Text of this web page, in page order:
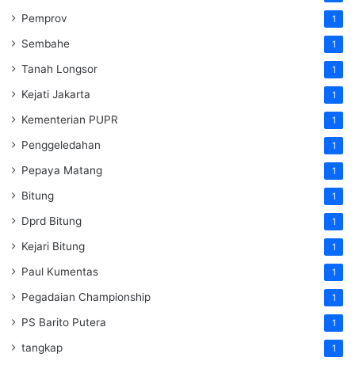
Pemprov 1
Sembahe 1
Tanah Longsor 1
Kejati Jakarta 1
Kementerian PUPR 1
Penggeledahan 1
Pepaya Matang 1
Bitung 1
Dprd Bitung 1
Kejari Bitung 1
Paul Kumentas 1
Pegadaian Championship 1
PS Barito Putera 1
tangkap 1